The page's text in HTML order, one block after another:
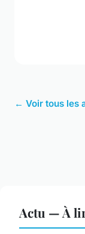
← Voir tous les
Actu — À